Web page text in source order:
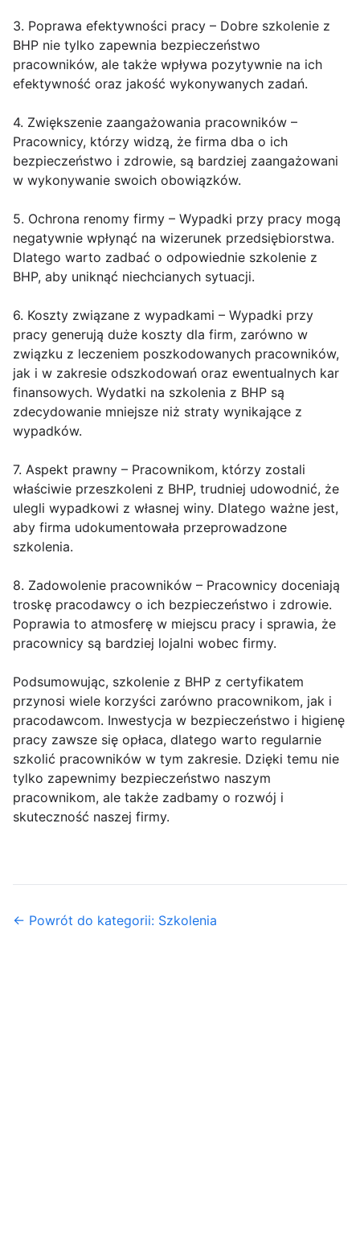
3. Poprawa efektywności pracy – Dobre szkolenie z
BHP nie tylko zapewnia bezpieczeństwo
pracowników, ale także wpływa pozytywnie na ich
efektywność oraz jakość wykonywanych zadań.
4. Zwiększenie zaangażowania pracowników –
Pracownicy, którzy widzą, że firma dba o ich
bezpieczeństwo i zdrowie, są bardziej zaangażowani
w wykonywanie swoich obowiązków.
5. Ochrona renomy firmy – Wypadki przy pracy mogą
negatywnie wpłynąć na wizerunek przedsiębiorstwa.
Dlatego warto zadbać o odpowiednie szkolenie z
BHP, aby uniknąć niechcianych sytuacji.
6. Koszty związane z wypadkami – Wypadki przy
pracy generują duże koszty dla firm, zarówno w
związku z leczeniem poszkodowanych pracowników,
jak i w zakresie odszkodowań oraz ewentualnych kar
finansowych. Wydatki na szkolenia z BHP są
zdecydowanie mniejsze niż straty wynikające z
wypadków.
7. Aspekt prawny – Pracownikom, którzy zostali
właściwie przeszkoleni z BHP, trudniej udowodnić, że
ulegli wypadkowi z własnej winy. Dlatego ważne jest,
aby firma udokumentowała przeprowadzone
szkolenia.
8. Zadowolenie pracowników – Pracownicy doceniają
troskę pracodawcy o ich bezpieczeństwo i zdrowie.
Poprawia to atmosferę w miejscu pracy i sprawia, że
pracownicy są bardziej lojalni wobec firmy.
Podsumowując, szkolenie z BHP z certyfikatem
przynosi wiele korzyści zarówno pracownikom, jak i
pracodawcom. Inwestycja w bezpieczeństwo i higienę
pracy zawsze się opłaca, dlatego warto regularnie
szkolić pracowników w tym zakresie. Dzięki temu nie
tylko zapewnimy bezpieczeństwo naszym
pracownikom, ale także zadbamy o rozwój i
skuteczność naszej firmy.
← Powrót do kategorii: Szkolenia